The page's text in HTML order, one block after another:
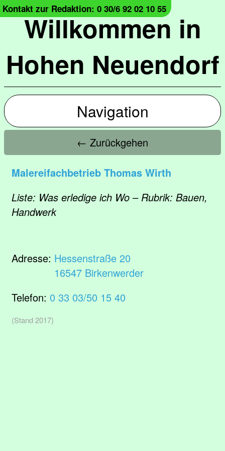
Willkommen in
Hohen Neuendorf
Kontakt zur Redaktion: 0 30/6 92 02 10 55
Navigation
← Zurückgehen
Malereifachbetrieb Thomas Wirth
Liste: Was erledige ich Wo – Rubrik: Bauen,
Handwerk
Adresse: Hessenstraße 20
16547 Birkenwerder
Telefon: 0 33 03/50 15 40
(Stand 2017)